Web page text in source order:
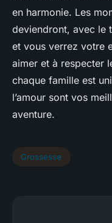
en harmonie. Les
deviendront, avec le
et vous verrez votre
aimer et à respecter
chaque famille est
l’amour sont vos
aventure.
Grossesse